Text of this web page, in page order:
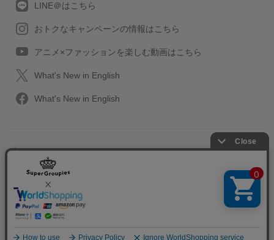
LINE＠はこちら
おトクなキャンペーンの情報はこちら
アニメ×ファッションを楽しむ動画はこちら
What's New in English
What's New in English
プライバシーポリシー
特定取引に関する法律
会社情報/採用情報